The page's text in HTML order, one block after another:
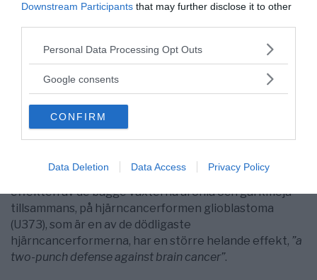
Downstream Participants that may further disclose it to other
Please note that this website/app uses one or more Google
not limited to your visit or usage behaviour. You may click to
use your data for below specified purposes in below Google
consent section.
Personal Data Processing Opt Outs
Google consents
CONFIRM
Data Deletion Data Access Privacy Policy
av Kirsten Jensen uppger att:
utvecklingen av cancerceller i tjocktarmen mer än
andra antocyanrika bär och dessutom
kan förebygga magsår, leverskador och
använts mot urinvägsinfektioner och som allmänt
antiseptisk medel.”
Artikeln i NewsVoice beskriver att en studie som
publicerats i ”The Journal Oncology Reports” visar att
effekten av de bägge växterna aronia och gurkmeja
tillsammans, på hjärncancerformen glioblastoma
(U373), som är en av de dödligaste
hjärncancerformerna, har en större helande effekt, ”a
two-punch defense against brain cancer”.